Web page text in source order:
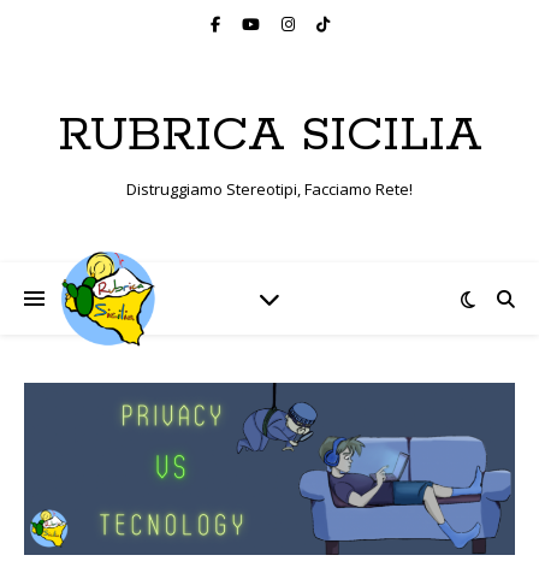
RUBRICA SICILIA
Distruggiamo Stereotipi, Facciamo Rete!